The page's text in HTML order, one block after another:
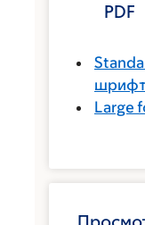
PDF
Large